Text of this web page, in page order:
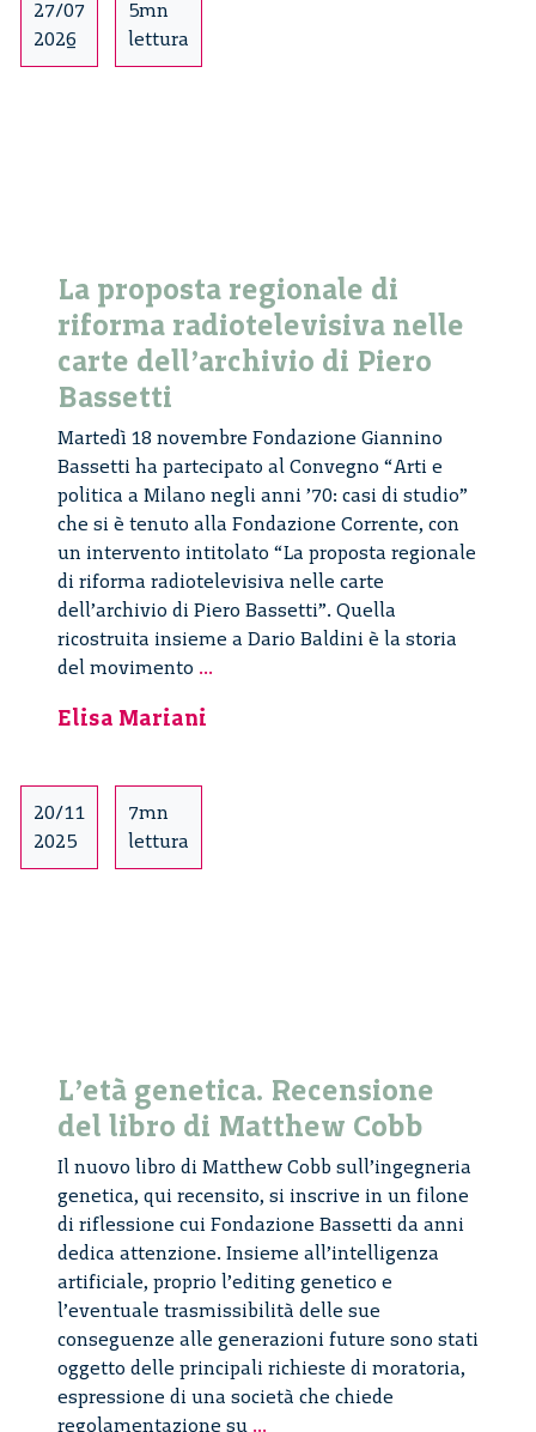
27/07
2026
5mn
lettura
La proposta regionale di
riforma radiotelevisiva nelle
carte dell’archivio di Piero
Bassetti
Martedì 18 novembre Fondazione Giannino
Bassetti ha partecipato al Convegno “Arti e
politica a Milano negli anni ’70: casi di studio”
che si è tenuto alla Fondazione Corrente, con
un intervento intitolato “La proposta regionale
di riforma radiotelevisiva nelle carte
dell’archivio di Piero Bassetti”. Quella
ricostruita insieme a Dario Baldini è la storia
del movimento ...
Elisa Mariani
20/11
2025
7mn
lettura
L’età genetica. Recensione
del libro di Matthew Cobb
Il nuovo libro di Matthew Cobb sull’ingegneria
genetica, qui recensito, si inscrive in un filone
di riflessione cui Fondazione Bassetti da anni
dedica attenzione. Insieme all’intelligenza
artificiale, proprio l’editing genetico e
l’eventuale trasmissibilità delle sue
conseguenze alle generazioni future sono stati
oggetto delle principali richieste di moratoria,
espressione di una società che chiede
regolamentazione su ...